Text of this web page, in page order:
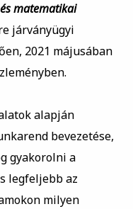
matematikai
járványügyi
2021 májusában
alapján
bevezetése,
gyakorolni a
legfeljebb az
milyen